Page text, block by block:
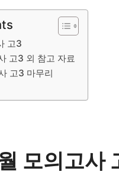
고3
고3 외 참고 자료
고3 마무리
모의고사